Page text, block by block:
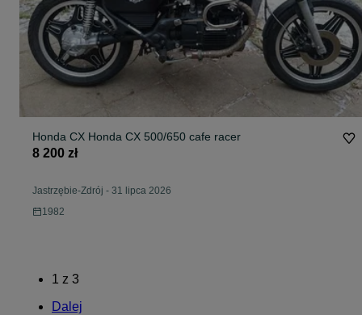
Honda CX Honda CX 500/650 cafe racer
8 200 zł
Jastrzębie-Zdrój - 31 lipca 2026
1982
1 z 3
Dalej